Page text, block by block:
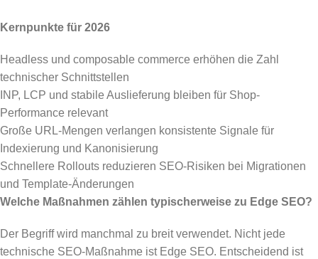
Kernpunkte für 2026
Headless und composable commerce erhöhen die Zahl
technischer Schnittstellen
INP, LCP und stabile Auslieferung bleiben für Shop-
Performance relevant
Große URL-Mengen verlangen konsistente Signale für
Indexierung und Kanonisierung
Schnellere Rollouts reduzieren SEO-Risiken bei Migrationen
und Template-Änderungen
Welche Maßnahmen zählen typischerweise zu Edge SEO?
Der Begriff wird manchmal zu breit verwendet. Nicht jede
technische SEO-Maßnahme ist Edge SEO. Entscheidend ist